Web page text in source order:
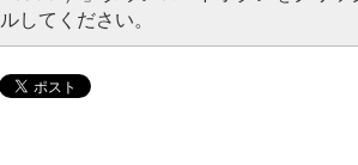
ルしてください。